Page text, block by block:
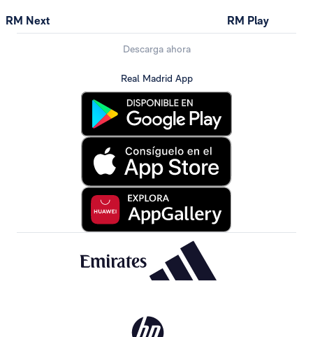
RM Next RM Play
Descarga ahora
Real Madrid App